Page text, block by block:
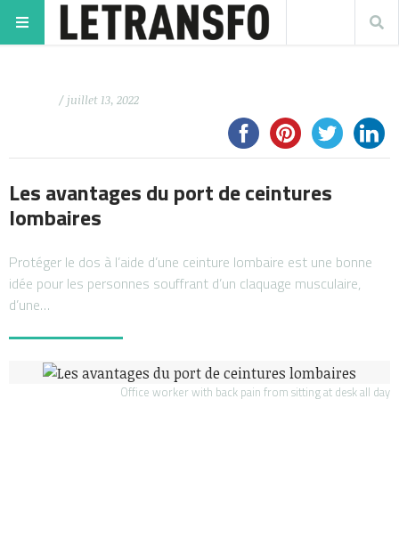
/ juillet 13, 2022
Les avantages du port de ceintures
lombaires
Protéger le dos à l’aide d’une ceinture lombaire est une bonne
idée pour les personnes souffrant d’un claquage musculaire,
d’une…
Office worker with back pain from sitting at desk all day